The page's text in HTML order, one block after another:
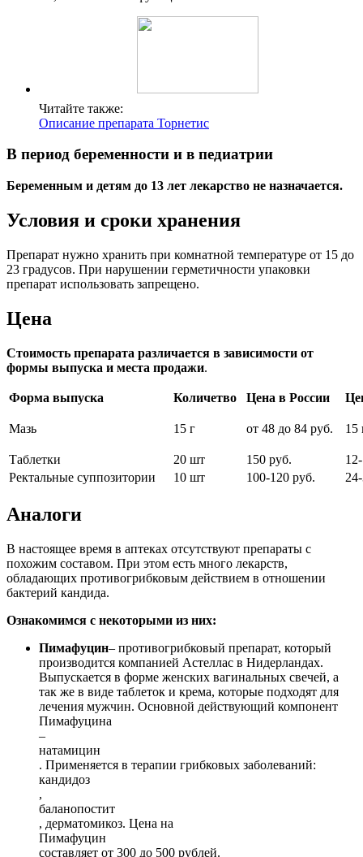
Читайте также:
Описание препарата Торнетис
В период беременности и в педиатрии
Беременным и детям до 13 лет лекарство не назначается.
Условия и сроки хранения
Препарат нужно хранить при комнатной температуре от 15 до
23 градусов. При нарушении герметичности упаковки
препарат использовать запрещено.
Цена
Стоимость препарата различается в зависимости от
формы выпуска и места продажи.
Форма выпуска Количетво Цена в России
Мазь 15 г от 48 до 84 руб. 15
Таблетки 20 шт 150 руб.
Ректальные суппозитории
10 шт 100-120 руб.
Аналоги
В настоящее время в аптеках отсутствуют препараты с
похожим составом. При этом есть много лекарств,
обладающих противогрибковым действием в отношении
бактерий кандида.
Ознакомимся с некоторыми из них:
Пимафуцин– противогрибковый препарат, который
производится компанией Астеллас в Нидерландах.
Выпускается в форме женских вагинальных свечей, а
так же в виде таблеток и крема, которые подходят для
лечения мужчин. Основной действующий компонент
Пимафуцина
–
натамицин
. Применяется в терапии грибковых заболеваний:
кандидоз
,
баланопостит
, дерматомикоз. Цена на
Пимафуцин
составляет от 300 до 500 рублей.